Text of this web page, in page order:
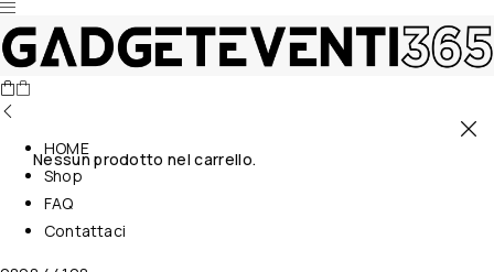
Nessun prodotto nel carrello.
HOME
Shop
FAQ
Contattaci